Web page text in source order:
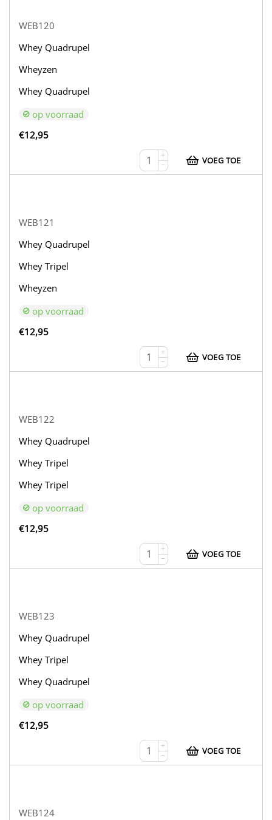
WEB120
Whey Quadrupel
Wheyzen
Whey Quadrupel
op voorraad
€12,95
+
−
VOEG TOE
WEB121
Whey Quadrupel
Whey Tripel
Wheyzen
op voorraad
€12,95
+
−
VOEG TOE
WEB122
Whey Quadrupel
Whey Tripel
Whey Tripel
op voorraad
€12,95
+
−
VOEG TOE
WEB123
Whey Quadrupel
Whey Tripel
Whey Quadrupel
op voorraad
€12,95
+
−
VOEG TOE
WEB124